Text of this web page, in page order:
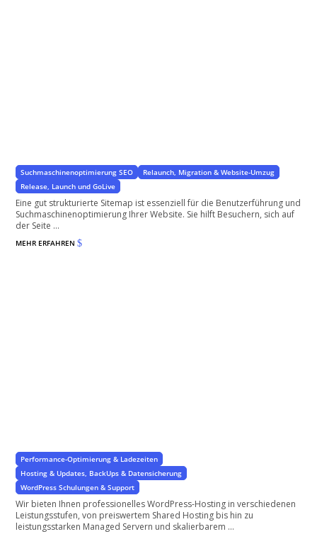
Suchmaschinenoptimierung SEO
Relaunch, Migration & Website-Umzug
Release, Launch und GoLive
Eine gut strukturierte Sitemap ist essenziell für die Benutzerführung und
Suchmaschinenoptimierung Ihrer Website. Sie hilft Besuchern, sich auf
der Seite ...
MEHR ERFAHREN$
Performance-Optimierung & Ladezeiten
Hosting & Updates, BackUps & Datensicherung
WordPress Schulungen & Support
Wir bieten Ihnen professionelles WordPress-Hosting in verschiedenen
Leistungsstufen, von preiswertem Shared Hosting bis hin zu
leistungsstarken Managed Servern und skalierbarem ...